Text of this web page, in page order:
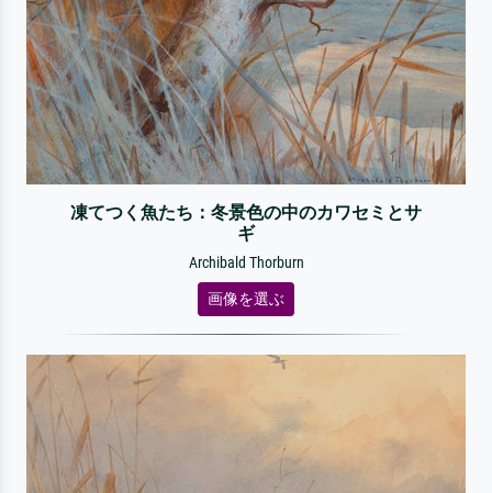
凍てつく魚たち：冬景色の中のカワセミとサ
ギ
Archibald Thorburn
画像を選ぶ